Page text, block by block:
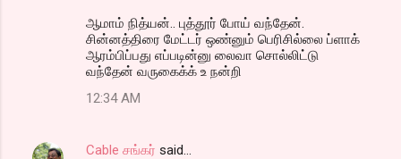
ஆமாம் நித்யன்.. புத்தூர் போய் வந்தேன்.
சின்னத்திரை மேட்டர் ஒண்னும் பெரிசில்லை ப்ளாக்
ஆரம்பிப்பது எப்படின்னு லைவா சொல்லிட்டு
வந்தேன் வருகைக்க் உ நன்றி
12:34 AM
Cable சங்கர் said…